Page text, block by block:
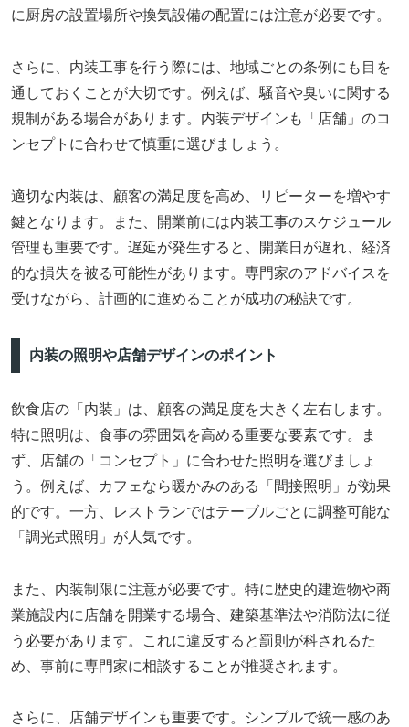
に厨房の設置場所や換気設備の配置には注意が必要です。
さらに、内装工事を行う際には、地域ごとの条例にも目を
通しておくことが大切です。例えば、騒音や臭いに関する
規制がある場合があります。内装デザインも「店舗」のコ
ンセプトに合わせて慎重に選びましょう。
適切な内装は、顧客の満足度を高め、リピーターを増やす
鍵となります。また、開業前には内装工事のスケジュール
管理も重要です。遅延が発生すると、開業日が遅れ、経済
的な損失を被る可能性があります。専門家のアドバイスを
受けながら、計画的に進めることが成功の秘訣です。
内装の照明や店舗デザインのポイント
飲食店の「内装」は、顧客の満足度を大きく左右します。
特に照明は、食事の雰囲気を高める重要な要素です。ま
ず、店舗の「コンセプト」に合わせた照明を選びましょ
う。例えば、カフェなら暖かみのある「間接照明」が効果
的です。一方、レストランではテーブルごとに調整可能な
「調光式照明」が人気です。
また、内装制限に注意が必要です。特に歴史的建造物や商
業施設内に店舗を開業する場合、建築基準法や消防法に従
う必要があります。これに違反すると罰則が科されるた
め、事前に専門家に相談することが推奨されます。
さらに、店舗デザインも重要です。シンプルで統一感のあ